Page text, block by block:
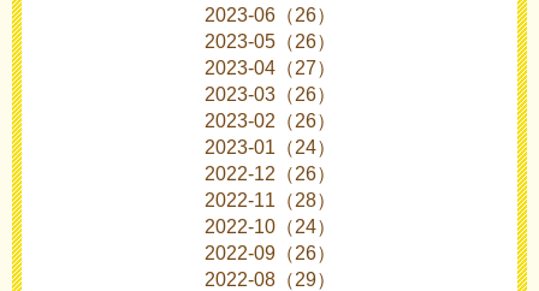
2023-06（26）
2023-05（26）
2023-04（27）
2023-03（26）
2023-02（26）
2023-01（24）
2022-12（26）
2022-11（28）
2022-10（24）
2022-09（26）
2022-08（29）